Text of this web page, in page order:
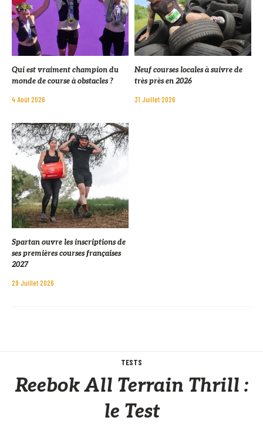
Qui est vraiment champion du
monde de course à obstacles ?
4 Août 2026
Neuf courses locales à suivre de
très près en 2026
31 Juillet 2026
Spartan ouvre les inscriptions de
ses premières courses françaises
2027
29 Juillet 2026
TESTS
Reebok All Terrain Thrill :
le Test